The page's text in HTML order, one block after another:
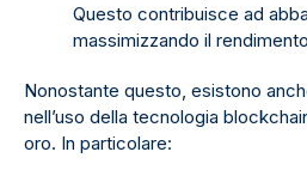
Questo contribuisce ad
massimizzando il
Nonostante questo, esistono
nell’uso della tecnologia
oro. In particolare: